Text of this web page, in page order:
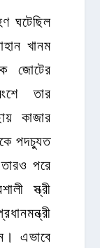
ঘটেছিল
খানম
জোটের
তার
কাজার
পদচ্যুত
পরে
স্ত্রী
এভাবে